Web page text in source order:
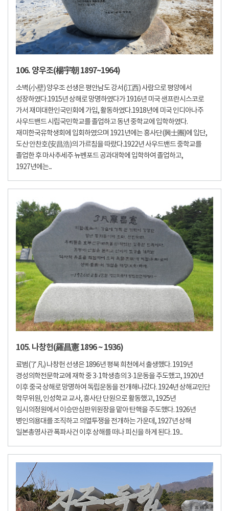
106. 양우조(楊宇朝 1897~1964)
소벽(小壁) 양우조 선생은 평안남도 강서(江西) 사람으로 평양에서
성장하였다.1915년 상해로 망명하였다가 1916년 미국 샌프란시스코로
가서 재미대한인국민회에 가입, 활동하였다.1918년에 미국 인디아나주
사우드밴드 시립국민학교를 졸업하고 동년 중학교에 입학하였다.
재미한국유학생회에 입회하였으며 1921년에는 흥사단(興士團)에 입단,
도산 안찬호(安昌浩)의 가르침을 따랐다.1922년 사우드밴드 중학교를
졸업한 후 마사추세주 뉴벤포드 공과대학에 입학하여 졸업하고,
1927년에는...
105. 나창헌(羅昌憲 1896 ~ 1936)
료범(了凡) 나창헌 선생은 1896년 평북 희천에서 출생했다. 1919년
경성의학전문학교에 재학 중 3·1학생층의 3·1운동을 주도했고, 1920년
이후 중국 상해로 망명하여 독립운동을 전개해나갔다. 1924년 상해교민단
학무위원, 인성학교 교사, 흥사단 단원으로 활동했고, 1925년
임시의정원에서 이승만심판위원장을 맡아 탄핵을 주도했다. 1926년
병인의용대를 조직하고 의열투쟁을 전개하는 가운데, 1927년 상해
일본총영사관 폭파사건 이후 상해를 떠나 피신을 하게 된다. 19...